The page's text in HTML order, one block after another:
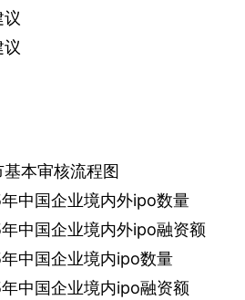
议
基本审核流程图
年中国企业境内外ipo数量
年中国企业境内外ipo融资额
年中国企业境内ipo数量
年中国企业境内ipo融资额